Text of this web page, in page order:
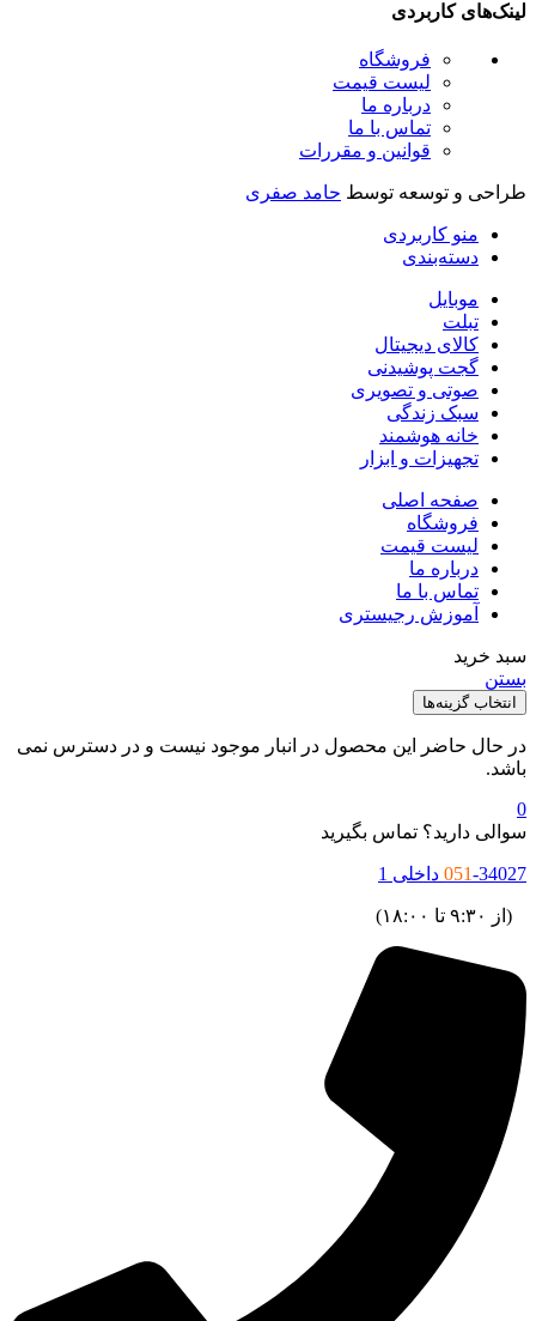
کاربردی
فروشگاه
لیست قیمت
درباره ما
تماس با ما
قوانین و مقررات
و توسعه توسطحامد صفری
منو کاربردی
دسته‌بندی
موبایل
تبلت
کالای دیجیتال
گجت پوشیدنی
صوتی و تصویری
سبک زندگی
خانه هوشمند
تجهیزات و ابزار
صفحه اصلی
فروشگاه
لیست قیمت
درباره ما
تماس با ما
آموزش رجیستری
خرید
انتخاب گزینه‌ها
حال حاضر این محصول در انبار موجود نیست و در دسترس نمی
دارید؟ تماس بگیرید
051داخلی 1
۹:۳۰ تا ۱۸:۰۰)